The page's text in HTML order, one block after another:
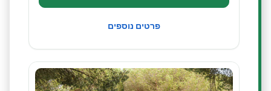
פרטים נוספים